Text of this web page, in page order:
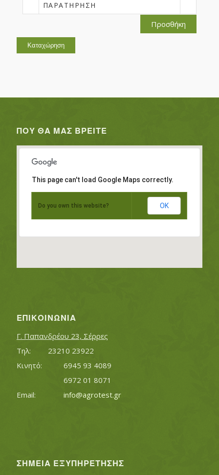
ΠΑΡΑΤΉΡΗΣΗ
Προσθήκη
ΠΟΥ ΘΑ ΜΑΣ ΒΡΕΊΤΕ
This page can't load Google Maps correctly.
Do you own this website? OK
ΕΠΙΚΟΙΝΩΝΊΑ
Γ. Παπανδρέου 23, Σέρρες
Τηλ:		23210 23922
Κινητό:		6945 93 4089
			6972 01 8071
info@agrotest.gr
ΣΗΜΕΊΑ ΕΞΥΠΗΡΈΤΗΣΗΣ